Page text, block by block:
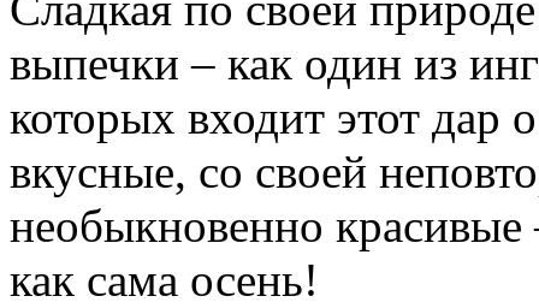
выпечки – как один из
которых входит этот дар
вкусные, со своей
необыкновенно красивые
как сама осень!